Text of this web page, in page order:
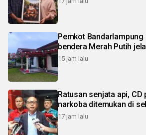
Pemkot
bendera Merah Putih
15 jam lalu
Ratusan senjata api,
narkoba ditemukan di
17 jam lalu